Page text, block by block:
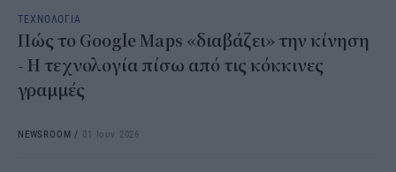
ΤΕΧΝΟΛΟΓΙΑ
Πώς το Google Maps «διαβάζει» την κίνηση
- Η τεχνολογία πίσω από τις κόκκινες
γραμμές
NEWSROOM / 01 Ιουν 2026